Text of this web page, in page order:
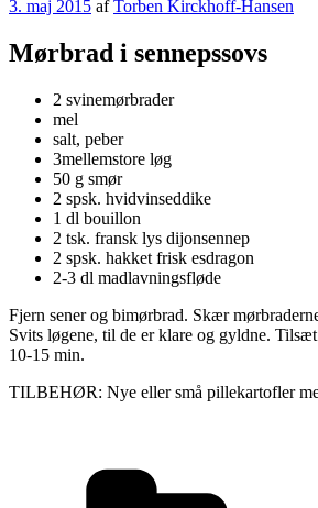
Udgivet
3. maj 2015 afTorben Kirckhoff-Hansen
Mørbrad i sennepssovs
2 svinemørbrader
mel
salt, peber
3mellemstore løg
50 g smør
2 spsk. hvidvinseddike
1 dl bouillon
2 tsk. fransk lys dijonsennep
2 spsk. hakket frisk esdragon
2-3 dl madlavningsfløde
Fjern sener og bimørbrad. Skær
Svits løgene, til de er klare og gyldne.
10-15 min.
TILBEHØR: Nye eller små pillekartofler